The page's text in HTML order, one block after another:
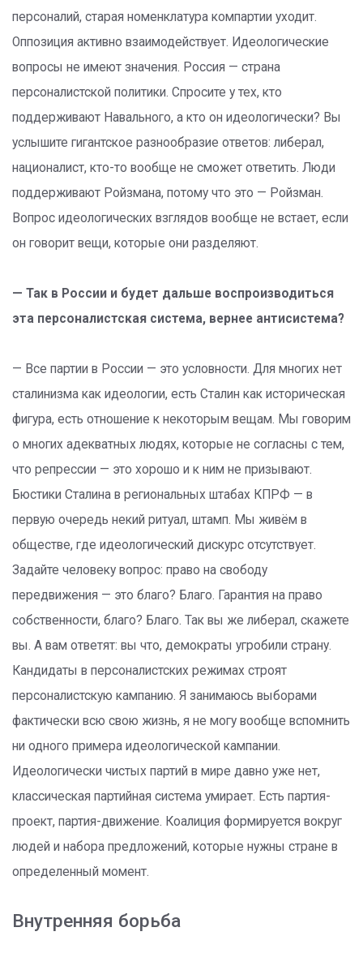
персоналий, старая номенклатура компартии уходит.
Оппозиция активно взаимодействует. Идеологические
вопросы не имеют значения. Россия — страна
персоналистской политики. Спросите у тех, кто
поддерживают Навального, а кто он идеологически? Вы
услышите гигантское разнообразие ответов: либерал,
националист, кто-то вообще не сможет ответить. Люди
поддерживают Ройзмана, потому что это — Ройзман.
Вопрос идеологических взглядов вообще не встает, если
он говорит вещи, которые они разделяют.
— Так в России и будет дальше воспроизводиться
эта персоналистская система, вернее антисистема?
— Все партии в России — это условности. Для многих нет
сталинизма как идеологии, есть Сталин как историческая
фигура, есть отношение к некоторым вещам. Мы говорим
о многих адекватных людях, которые не согласны с тем,
что репрессии — это хорошо и к ним не призывают.
Бюстики Сталина в региональных штабах КПРФ — в
первую очередь некий ритуал, штамп. Мы живём в
обществе, где идеологический дискурс отсутствует.
Задайте человеку вопрос: право на свободу
передвижения — это благо? Благо. Гарантия на право
собственности, благо? Благо. Так вы же либерал, скажете
вы. А вам ответят: вы что, демократы угробили страну.
Кандидаты в персоналистских режимах строят
персоналистскую кампанию. Я занимаюсь выборами
фактически всю свою жизнь, я не могу вообще вспомнить
ни одного примера идеологической кампании.
Идеологически чистых партий в мире давно уже нет,
классическая партийная система умирает. Есть партия-
проект, партия-движение. Коалиция формируется вокруг
людей и набора предложений, которые нужны стране в
определенный момент.
Внутренняя борьба